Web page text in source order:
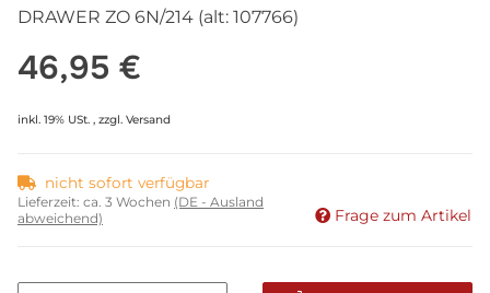
DRAWER ZO 6N/214 (alt: 107766)
46,95 €
inkl. 19% USt. , zzgl. Versand
nicht sofort verfügbar
Lieferzeit: ca. 3 Wochen (DE - Ausland
abweichend)
Frage zum Artikel